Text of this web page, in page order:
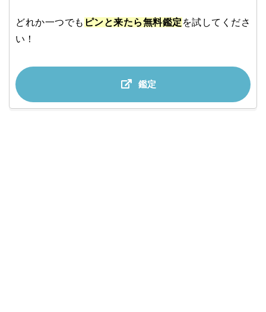
どれか一つでも ピンと来たら無料鑑定 を試してくださ
い！
鑑定